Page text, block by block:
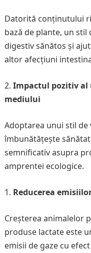
Datorită conținutului
bază de plante, un stil
digestiv sănătos și
altor afecțiuni
Impactul pozitiv al
mediului
Adoptarea unui stil de
îmbunătățește
semnificativ asupra
amprentei ecologice.
Reducerea
Creșterea animalelor
produse lactate este
emisii de gaze cu